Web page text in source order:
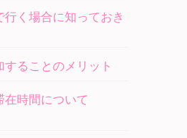
く場合に知っておき
ることのメリット
在時間について